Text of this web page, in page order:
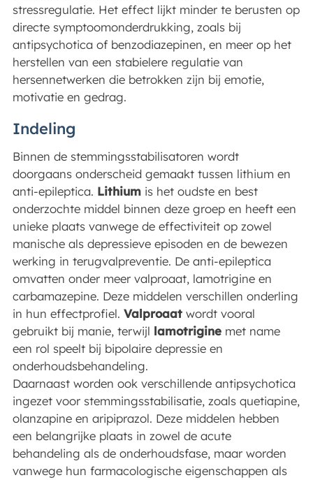
stressregulatie. Het effect lijkt minder te berusten op
directe symptoomonderdrukking, zoals bij
antipsychotica of benzodiazepinen, en meer op het
herstellen van een stabielere regulatie van
hersennetwerken die betrokken zijn bij emotie,
motivatie en gedrag.
Indeling
Binnen de stemmingsstabilisatoren wordt
doorgaans onderscheid gemaakt tussen lithium en
anti-epileptica. Lithiumis het oudste en best
onderzochte middel binnen deze groep en heeft een
unieke plaats vanwege de effectiviteit op zowel
manische als depressieve episoden en de bewezen
werking in terugvalpreventie. De anti-epileptica
omvatten onder meer valproaat, lamotrigine en
carbamazepine. Deze middelen verschillen onderling
in hun effectprofiel. Valproaatwordt vooral
gebruikt bij manie, terwijl lamotriginemet name
een rol speelt bij bipolaire depressie en
onderhoudsbehandeling.
Daarnaast worden ook verschillende antipsychotica
ingezet voor stemmingsstabilisatie, zoals quetiapine,
olanzapine en aripiprazol. Deze middelen hebben
een belangrijke plaats in zowel de acute
behandeling als de onderhoudsfase, maar worden
vanwege hun farmacologische eigenschappen als